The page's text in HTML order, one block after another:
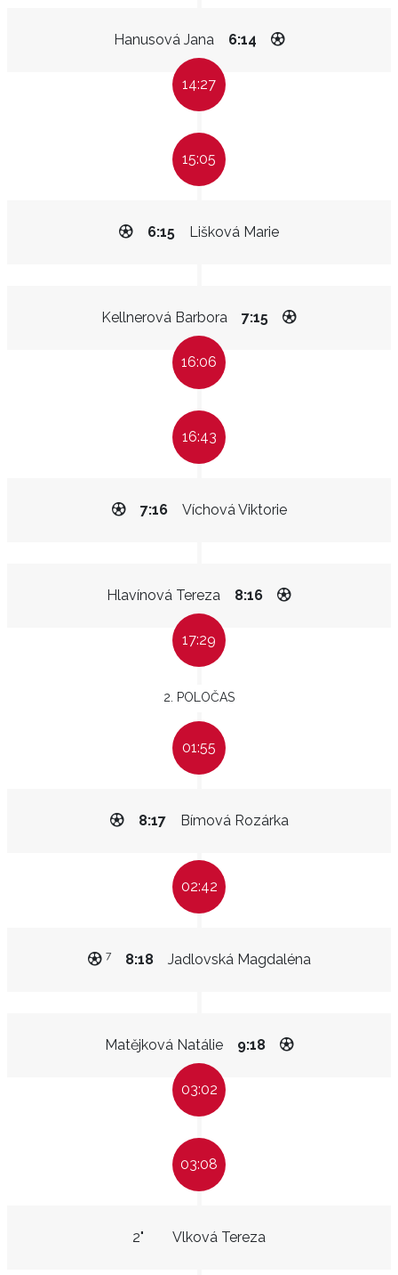
Hanusová Jana 6:14
14:27
15:05
Lišková Marie
6:15
Kellnerová Barbora 7:15
16:06
16:43
Víchová Viktorie
7:16
Hlavínová Tereza 8:16
17:29
2. POLOČAS
01:55
Bímová Rozárka
8:17
02:42
Jadlovská Magdaléna
8:18
7
Matějková Natálie 9:18
03:02
03:08
Vlková Tereza
2"